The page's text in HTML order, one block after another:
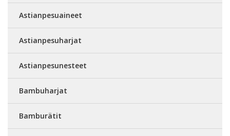
Astianpesuaineet
Astianpesuharjat
Astianpesunesteet
Bambuharjat
Bamburätit